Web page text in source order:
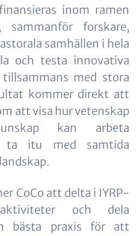
inom ramen
forskare,
samhällen i hela
och testa innovativa
med stora
kommer direkt att
att visa hur vetenskap
kan arbeta
ta itu med samtida
CoCo att delta i IYRP-
och dela
bästa praxis för att